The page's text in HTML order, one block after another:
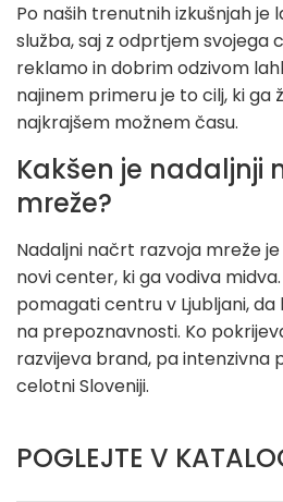
Po naših trenutnih izkušnjah je
služba, saj z odprtjem
reklamo in dobrim odzivom
najinem primeru je to cilj, ki ga
najkrajšem možnem času.
Kakšen je nadaljnji
mreže?
Nadaljni načrt razvoja mreže
novi center, ki ga vodiva
pomagati centru v Ljubljani,
na prepoznavnosti. Ko
razvijeva brand, pa intenzivna
celotni Sloveniji.
POGLEJTE V